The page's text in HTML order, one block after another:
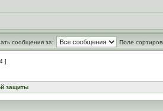
сообщения за: Поле
]
защиты